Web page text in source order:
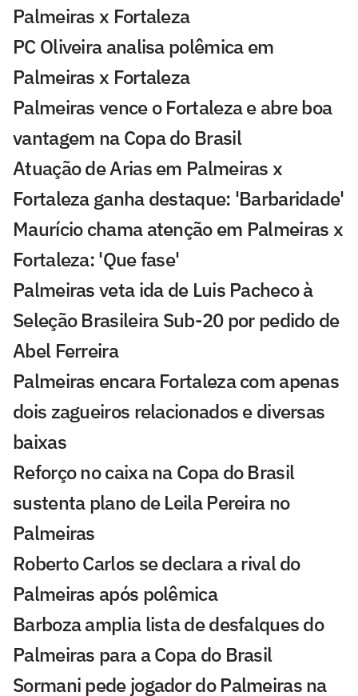
Palmeiras x Fortaleza
PC Oliveira analisa polêmica em
Palmeiras x Fortaleza
Palmeiras vence o Fortaleza e abre boa
vantagem na Copa do Brasil
Atuação de Arias em Palmeiras x
Fortaleza ganha destaque: 'Barbaridade'
Maurício chama atenção em Palmeiras x
Fortaleza: 'Que fase'
Palmeiras veta ida de Luis Pacheco à
Seleção Brasileira Sub-20 por pedido de
Abel Ferreira
Palmeiras encara Fortaleza com apenas
dois zagueiros relacionados e diversas
baixas
Reforço no caixa na Copa do Brasil
sustenta plano de Leila Pereira no
Palmeiras
Roberto Carlos se declara a rival do
Palmeiras após polêmica
Barboza amplia lista de desfalques do
Palmeiras para a Copa do Brasil
Sormani pede jogador do Palmeiras na